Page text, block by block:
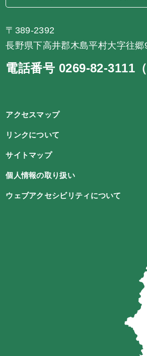
〒389-2392
長野県下高井郡木島平村大字往郷
電話番号 0269-82-3111（
アクセスマップ
リンクについて
サイトマップ
個人情報の取り扱い
ウェブアクセシビリティについて